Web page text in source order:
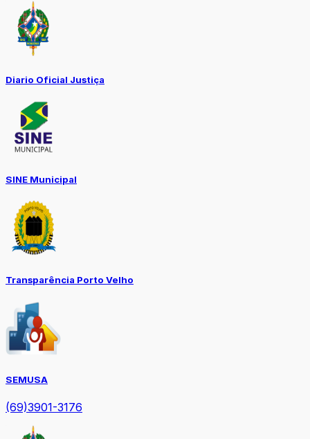
Diario Oficial Justiça
SINE Municipal
Transparência Porto Velho
SEMUSA
(69)3901-3176